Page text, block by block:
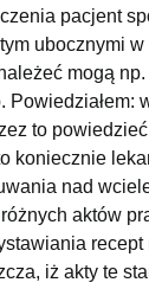
pacjent
ubocznymi
mogą
Powiedziałem:
to
koniecznie
nad
aktów
recept
iż akty te